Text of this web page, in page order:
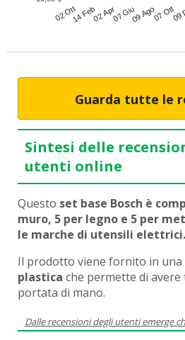
02 Ott14 Feb02 Apr07 Giu09 Ago07 Ott09
Guarda tutte le
Sintesi delle
utenti online
Questo set base Bosch è
muro, 5 per legno e 5 per
le marche di utensili elettrici.
Il prodotto viene fornito in una
plastica che permette di
portata di mano.
Dalle recensioni degli utenti emerge